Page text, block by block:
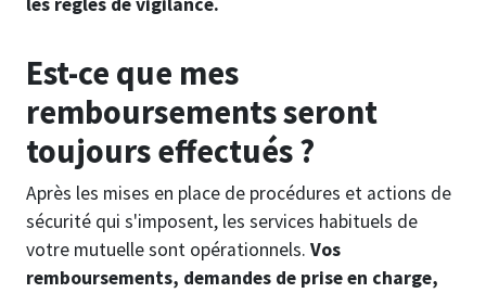
Est-ce que mes
remboursements seront
toujours effectués ?
Après les mises en place de procédures et actions de
sécurité qui s'imposent, les services habituels de
votre mutuelle sont opérationnels. Vos
remboursements, demandes de prise en charge,